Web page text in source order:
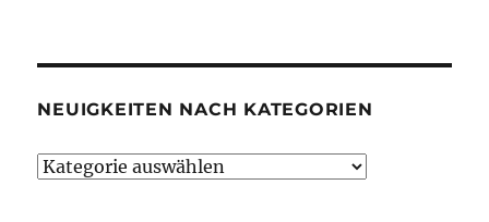
NEUIGKEITEN NACH KATEGORIEN
Neuigkeiten